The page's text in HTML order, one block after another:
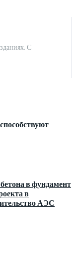
С
в фундамент
в
АЭС